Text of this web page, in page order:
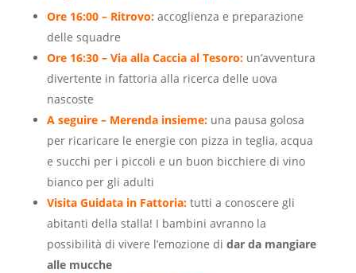
Ore 16:00 – Ritrovo: accoglienza e preparazione
delle squadre
Ore 16:30 – Via alla Caccia al Tesoro: un’avventura
divertente in fattoria alla ricerca delle uova
nascoste
A seguire – Merenda insieme:una pausa golosa
per ricaricare le energie con pizza in teglia, acqua
e succhi per i piccoli e un buon bicchiere di vino
bianco per gli adulti
Visita Guidata in Fattoria:tutti a conoscere gli
abitanti della stalla! I bambini avranno la
possibilità di vivere l’emozione di dar da mangiare
alle mucche